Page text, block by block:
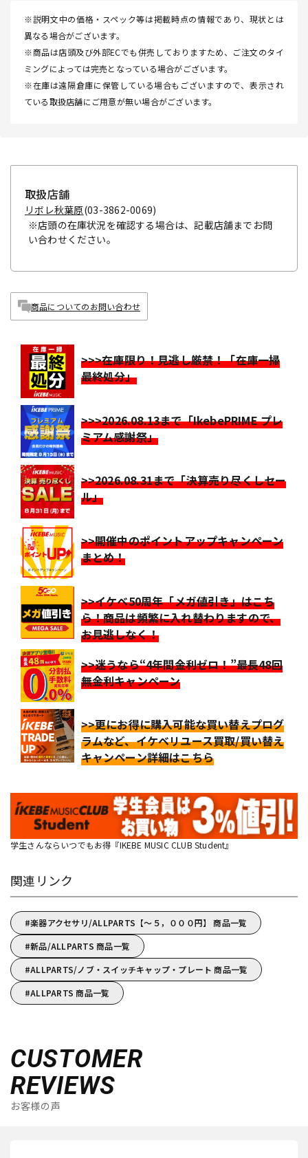
※説明文中の価格・スペック等は掲載時点の情報であり、現状とは
異なる場合がございます。
※商品は店頭及び外部ECでも併売しておりますため、ご注文のタイ
ミングによっては完売となっている場合がございます。
※在庫は遠隔倉庫に保管している場合もございますので、表示され
ている取扱店舗にご用意が無い場合がございます。
取扱店舗
リボレ秋葉原(03-3862-0069)
※店頭の在庫状況を確認する場合は、記載店舗までお問
い合わせください。
商品についてのお問い合わせ
>>>在庫限り！見逃し厳禁！「在庫一掃
最終処分」
>>>2026.08.13まで「IkebePRIME プレ
ミアム感謝祭」
>>2026.08.31まで「決算売り尽くしセー
ル」
>>開催中のポイントアップキャンペーン
まとめ！
>>イケベ50周年「メガ値引き」はこち
ら！商品は頻繁に入れ替わりますので、
お見逃しなく！
>>迷うなら“4年間金利ゼロ！”最長48回
無金利キャンペーン
>>更にお得に購入可能な買い替えプログ
ラムなど、イケベリユース買取/買い替え
キャンペーン詳細はこちら
学生さんならいつでもお得『IKEBE MUSIC CLUB Student』
関連リンク
楽器アクセサリ/ALLPARTS【～５，０００円】 商品一覧
新品/ALLPARTS 商品一覧
ALLPARTS/ノブ・スイッチキャップ・プレート 商品一覧
ALLPARTS 商品一覧
CUSTOMER
REVIEWS
お客様の声